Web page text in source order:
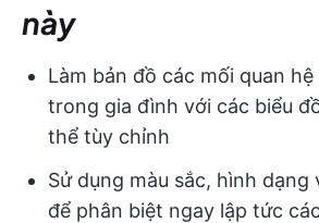
này
Làm bản đồ các mối quan
trong gia đình với các biểu
thể tùy chỉnh
Sử dụng màu sắc, hình dạng
để phân biệt ngay lập tức